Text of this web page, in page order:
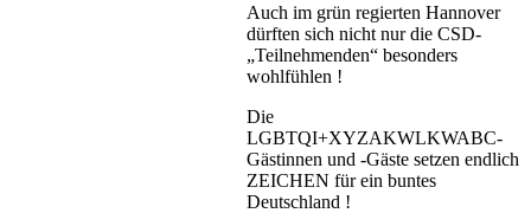
Auch im grün regierten Hannover
dürften sich nicht nur die CSD-
„Teilnehmenden“ besonders
wohlfühlen !
Die
LGBTQI+XYZAKWLKWABC-
Gästinnen und -Gäste setzen endlich
ZEICHEN für ein buntes
Deutschland !